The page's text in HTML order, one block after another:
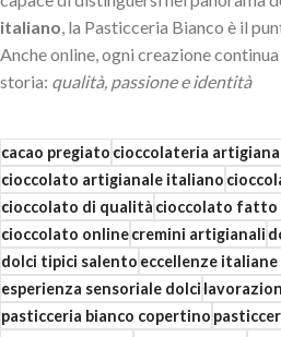
italiano, la Pasticceria Bianco è il
Anche online, ogni creazione
storia: qualità, passione e identità
cacao pregiatocioccolateria
cioccolato artigianale italiano
cioccolato di qualitàcioccolato fatto
cioccolato onlinecremini artigianali
dolci tipici salentoeccellenze italiane
esperienza sensoriale dolci
pasticceria bianco copertino